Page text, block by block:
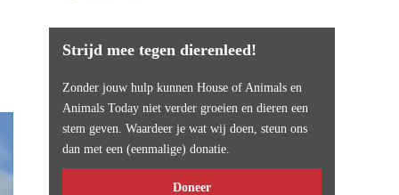
Strijd mee tegen dierenleed!
Zonder jouw hulp kunnen House of Animals en
Animals Today niet verder groeien en dieren een
stem geven. Waardeer je wat wij doen, steun ons
dan met een (eenmalige) donatie.
Doneer